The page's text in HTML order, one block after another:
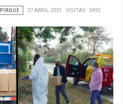
27 ABRIL 2021 VISITAS: 3492